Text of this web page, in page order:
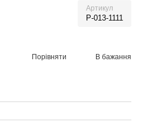
Артикул
P-013-1111
Порівняти В бажання